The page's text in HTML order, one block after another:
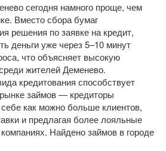
сегодня намного проще, чем
Вместо сбора бумаг
решения по заявке на кредит,
деньги уже через 5–10 минут
что объясняет высокую
жителей Деменево.
кредитования способствует
займов — кредиторы
как можно больше клиентов,
и предлагая более лояльные
Найдено займов в городе